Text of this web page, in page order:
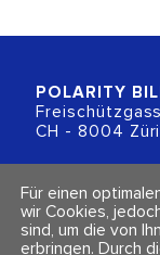
POLARITY
CH - 8004
+41 (0)44
Für einen
wir Cookies,
sind, um die von
erbringen. Durch